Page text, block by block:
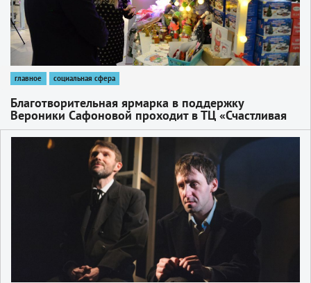
главное социальная сфера
Благотворительная ярмарка в поддержку
Вероники Сафоновой проходит в ТЦ «Счастливая
7Я» с 1 по 10 декабря